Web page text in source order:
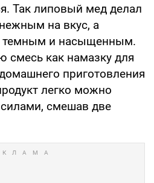
Так липовый мед делал
на вкус, а
темным и насыщенным.
смесь как намазку для
приготовления
легко можно
смешав две